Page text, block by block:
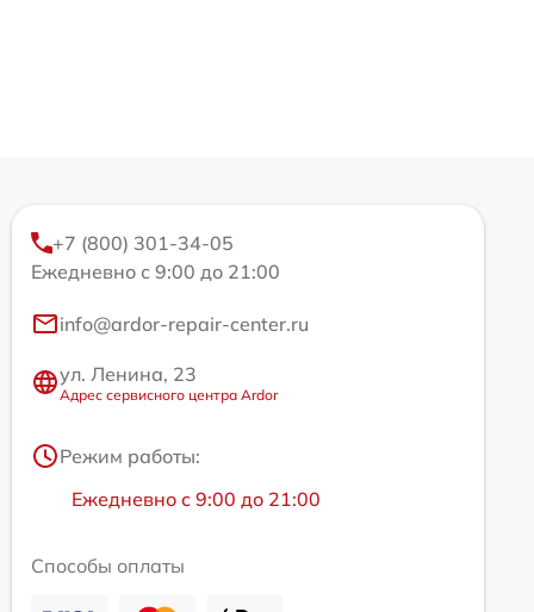
+7 (800) 301-34-05
Ежедневно с 9:00 до 21:00
info@ardor-repair-center.ru
ул. Ленина, 23
Адрес сервисного центра Ardor
Режим работы:
Ежедневно с 9:00 до 21:00
Способы оплаты